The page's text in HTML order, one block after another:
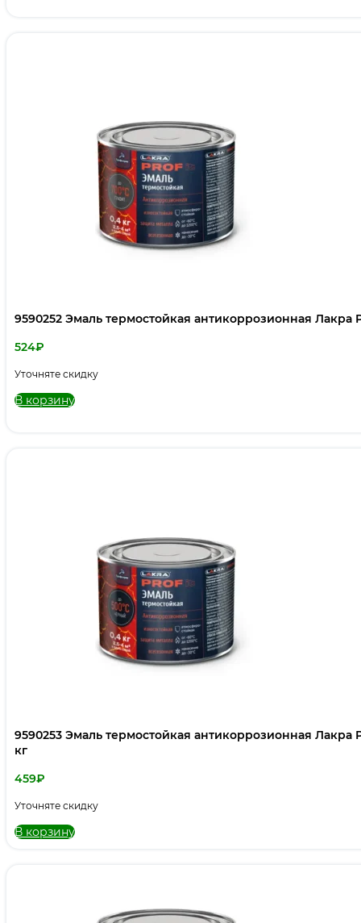
9590252 Эмаль термостойкая антикоррозионная Лакра
524₽
Уточняте скидку
В корзину
9590253 Эмаль термостойкая антикоррозионная Лакра
кг
459₽
Уточняте скидку
В корзину